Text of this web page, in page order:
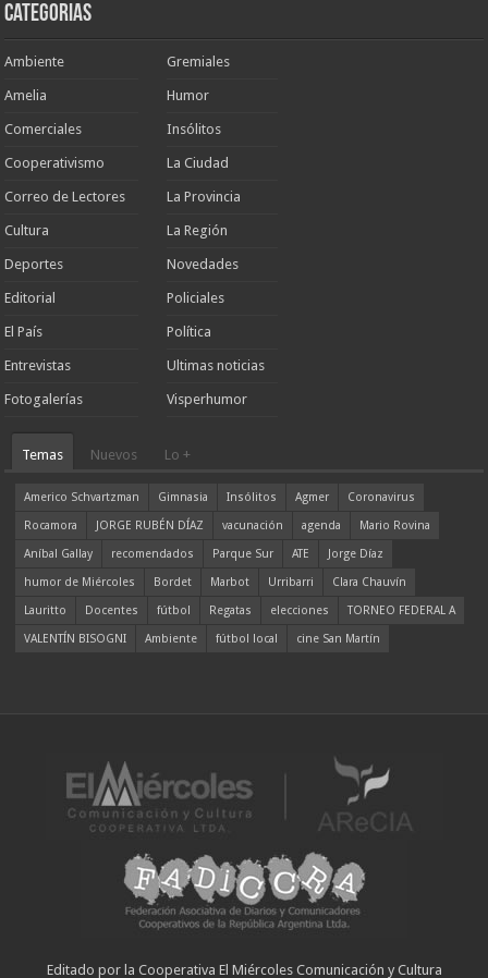
Categorias
Ambiente
Amelia
Comerciales
Cooperativismo
Correo de Lectores
Cultura
Deportes
Editorial
El País
Entrevistas
Fotogalerías
Gremiales
Humor
Insólitos
La Ciudad
La Provincia
La Región
Novedades
Policiales
Política
Ultimas noticias
Visperhumor
Temas Nuevos Lo +
Americo Schvartzman Gimnasia Insólitos Agmer
Coronavirus
Rocamora
JORGE RUBÉN DÍAZ vacunación agenda
Mario Rovina
Aníbal Gallay
recomendados Parque Sur ATE
Jorge Díaz
humor de Miércoles
Bordet Marbot Urribarri
Clara Chauvín
Lauritto
Docentes fútbol Regatas elecciones
TORNEO FEDERAL A
VALENTÍN BISOGNI
Ambiente fútbol local cine San Martín
Editado por la Cooperativa El Miércoles Comunicación y Cultura